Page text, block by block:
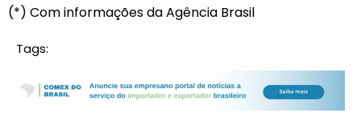
(*) Com informações da Agência Brasil
Tags: